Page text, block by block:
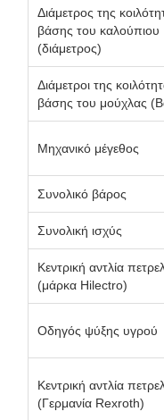
Διάμετρος της
βάσης του καλούπιου
(διάμετρος)
Διάμετροι της
βάσης του μούχλας
Μηχανικό μέγεθος
Συνολικό βάρος
Συνολική ισχύς
Κεντρική αντλία
(μάρκα Hilectro)
Οδηγός ψύξης υγρού
Κεντρική αντλία
(Γερμανία Rexroth)